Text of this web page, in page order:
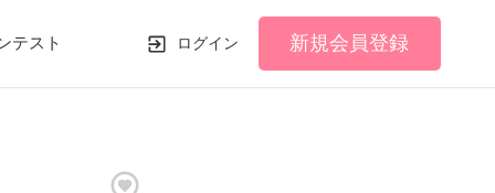
テスト ログイン 新規会員登録